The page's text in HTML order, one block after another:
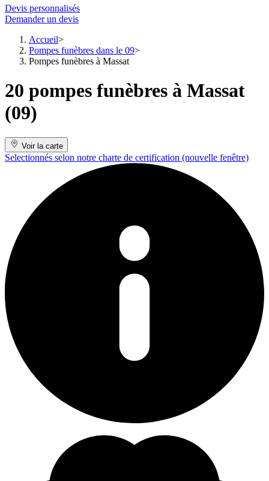
Devis personnalisés
Demander un devis
Accueil
Pompes funèbres dans le 09
Pompes funèbres à Massat
20 pompes funèbres à Massat
(09)
Voir la carte
Selectionnés selon notre charte de certification (nouvelle fenêtre)